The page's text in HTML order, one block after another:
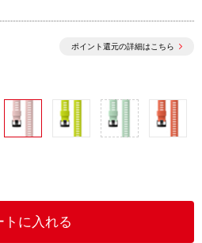
ポイント還元の詳細はこちら